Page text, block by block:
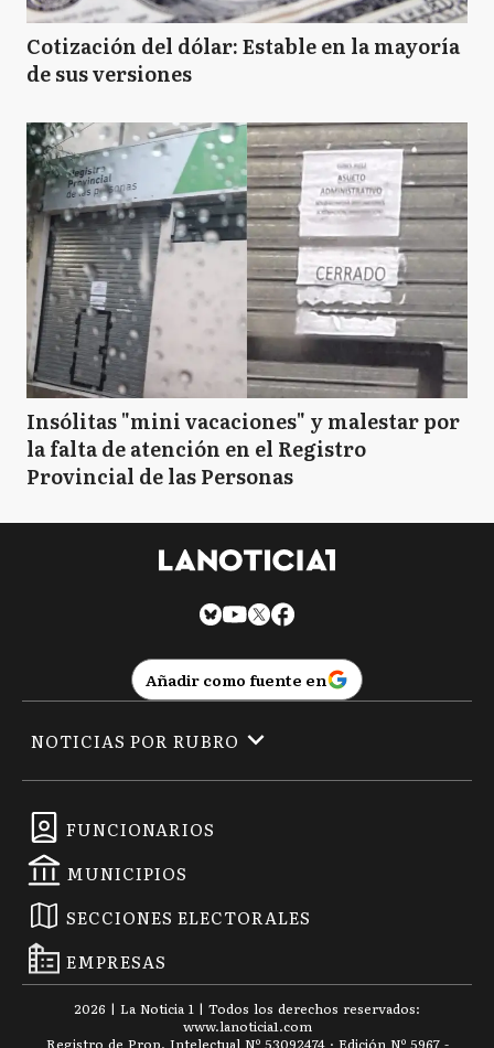
Cotización del dólar: Estable en la mayoría
de sus versiones
Insólitas "mini vacaciones" y malestar por
la falta de atención en el Registro
Provincial de las Personas
Añadir como fuente en
FUNCIONARIOS
MUNICIPIOS
SECCIONES ELECTORALES
EMPRESAS
NOTICIAS POR RUBRO
2026 | La Noticia 1 | Todos los derechos reservados:
www.lanoticia1.com
Registro de Prop. Intelectual Nº 53092474 · Edición Nº 5967 -